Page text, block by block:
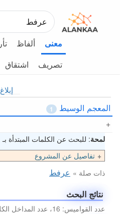
معنى ألفاظ
تصريف
اشتقاق
إبلاغ
المعجم الوسيط 1
لمحة: للبحث عن الكلمات المبتدأة
تفاصيل عن المشروع
ذات صلة » عرفط
نتائج البحث
عدد القواميس: 16، عدد المداخل الكلي: 16 (0.05 ثانية)